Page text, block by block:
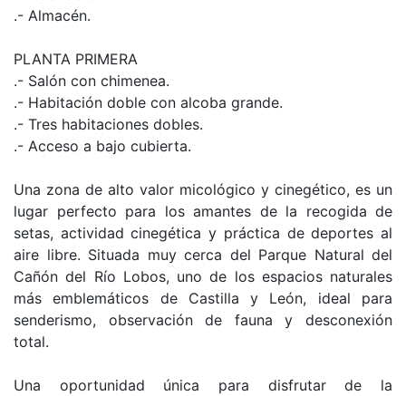
.- Almacén.
PLANTA PRIMERA
.- Salón con chimenea.
.- Habitación doble con alcoba grande.
.- Tres habitaciones dobles.
.- Acceso a bajo cubierta.
Una zona de alto valor micológico y cinegético, es un
lugar perfecto para los amantes de la recogida de
setas, actividad cinegética y práctica de deportes al
aire libre. Situada muy cerca del Parque Natural del
Cañón del Río Lobos, uno de los espacios naturales
más emblemáticos de Castilla y León, ideal para
senderismo, observación de fauna y desconexión
total.
Una oportunidad única para disfrutar de la